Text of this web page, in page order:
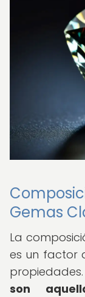
Gemas
La
es un factor
propiedades.
son